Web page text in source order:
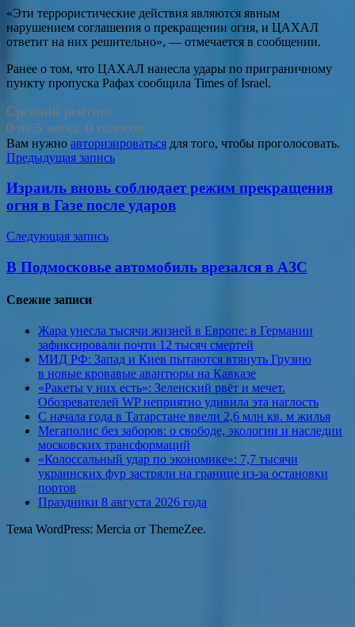
«Эти террористические действия являются явным
нарушением соглашения о прекращении огня, и ЦАХАЛ
ответит на них решительно», — отмечается в сообщении.
Ранее о том, что ЦАХАЛ нанесла удары по приграничному
пункту пропуска Рафах сообщила Times of Israel.
Средний рейтинг
0 из 5 звезд. 0 голосов.
Вам нужно авторизироваться для того, чтобы проголосовать.
Навигация
по
записям
Предыдущая запись
Израиль вновь соблюдает режим прекращения
огня в Газе после ударов
Следующая запись
В Подмосковье автомобиль врезался в АЗС
Свежие записи
Жара унесла тысячи жизней в Европе: в Германии
зафиксировали почти 12 тысяч смертей
МИД РФ: Запад и Киев пытаются втянуть Грузию
в новые кровавые авантюры на Кавказе
«Ракеты у них есть»: Зеленский рвёт и мечет.
Обозревателей WP неприятно удивила эта наглость
С начала года в Татарстане ввели 2,6 млн кв. м жилья
Мегаполис без заборов: о свободе, экологии и наследии
московских трансформаций
«Колоссальный удар по экономике»: 7,7 тысячи
украинских фур застряли на границе из-за остановки
портов
Праздники 8 августа 2026 года
Тема WordPress: Mercia от ThemeZee.